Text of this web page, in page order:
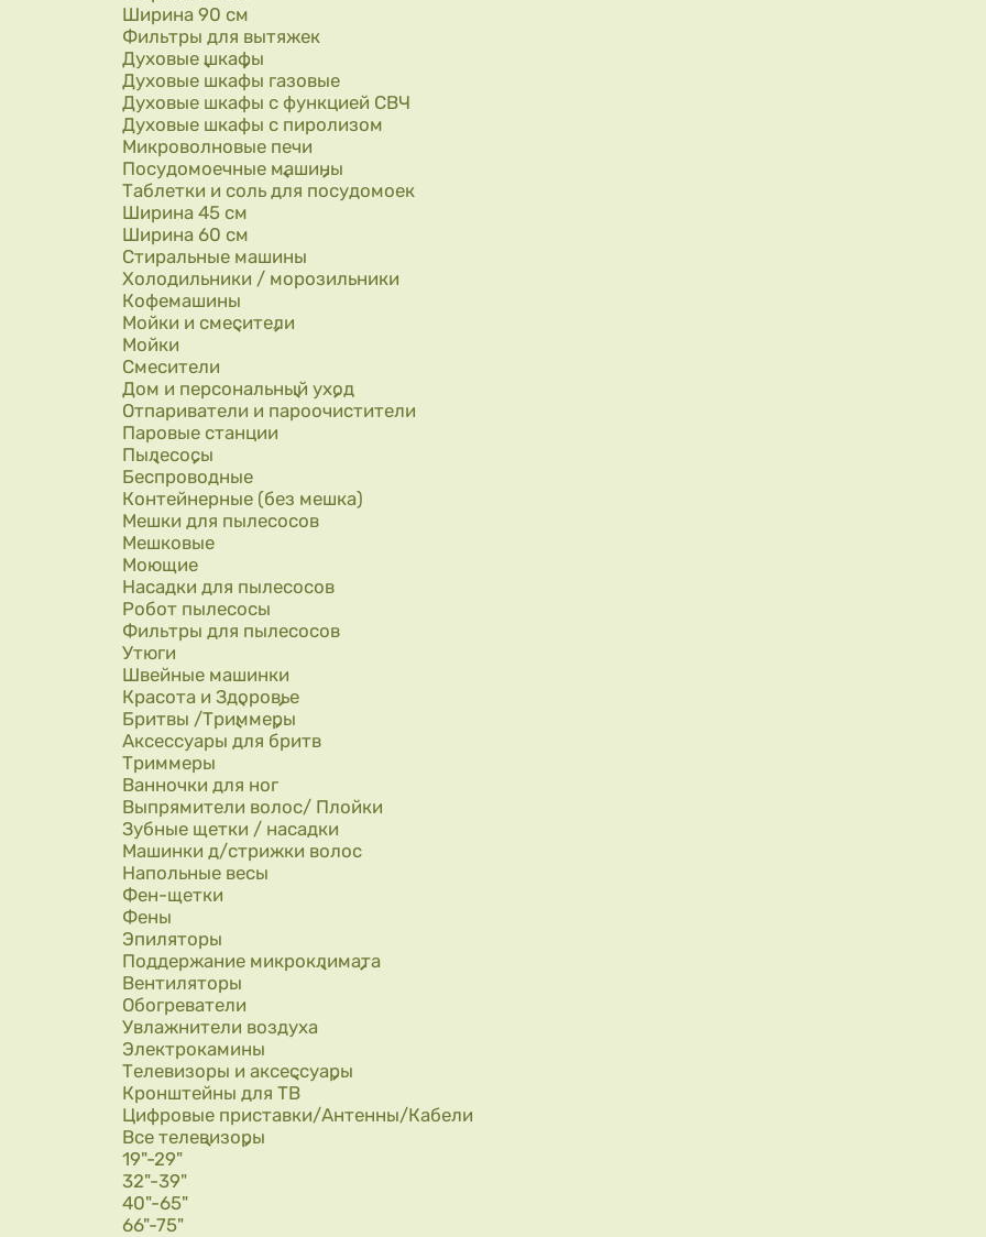
Ширина 90 см
Фильтры для вытяжек
Духовые шкафы
Духовые шкафы газовые
Духовые шкафы с функцией СВЧ
Духовые шкафы с пиролизом
Микроволновые печи
Посудомоечные машины
Таблетки и соль для посудомоек
Ширина 45 см
Ширина 60 см
Стиральные машины
Холодильники / морозильники
Кофемашины
Мойки и смесители
Мойки
Смесители
Дом и персональный уход
Отпариватели и пароочистители
Паровые станции
Пылесосы
Беспроводные
Контейнерные (без мешка)
Мешки для пылесосов
Мешковые
Моющие
Насадки для пылесосов
Робот пылесосы
Фильтры для пылесосов
Утюги
Швейные машинки
Красота и Здоровье
Бритвы /Триммеры
Аксессуары для бритв
Триммеры
Ванночки для ног
Выпрямители волос/ Плойки
Зубные щетки / насадки
Машинки д/стрижки волос
Напольные весы
Фен-щетки
Фены
Эпиляторы
Поддержание микроклимата
Вентиляторы
Обогреватели
Увлажнители воздуха
Электрокамины
Телевизоры и аксессуары
Кронштейны для ТВ
Цифровые приставки/Антенны/Кабели
Все телевизоры
19"-29"
32"-39"
40"-65"
66"-75"